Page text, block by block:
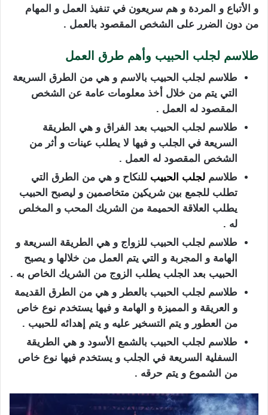
و الأتباع و المردة و هم سريعون في تنفيذ العمل و المهام
من دون الضرر على الشخص المقصود بالعمل .
طلاسم لجلب الحبيب وأهم طرق العمل
طلاسم لجلب الحبيب بالاسم و هي من الطرق السريعة
التي يتم من خلال أخذ معلومات عامة عن الشخص
المقصود له العمل .
طلاسم لجلب الحبيب بعد الفراق و هي الطريقة
السريعة في الجلب و فيها لا يطلب عينات و أثر من
الشخص المقصود له العمل .
طلاسم لجلب الحبيب للنكاح و هي من الطرق التي
تطلب للجمع بين شريكين متخاصمين و ليصبح الحبيب
يطلب العلاقة الحميمة من الشريك المحب و المخلص
له .
طلاسم لجلب الحبيب للزواج و هي الطريقة السريعة و
الهامة و المجربة و التي يتم العمل من خلالها و يصبح
الحبيب بعد الجلب يطلب الزوج من الشريك الخاص به .
طلاسم لجلب الحبيب بالعطر و هي من الطرق القديمة
و العريقة و المميزة و الهامة و فيها يستخدم نوع خاص
من العطور و يتم التسخير عليه و يتم إهدائه للحبيب .
طلاسم لجلب الحبيب بالشمع الأسود و هي الطريقة
السفلية السريعة في الجلب و يستخدم فيها نوع خاص
من الشموع و يتم حرقه .